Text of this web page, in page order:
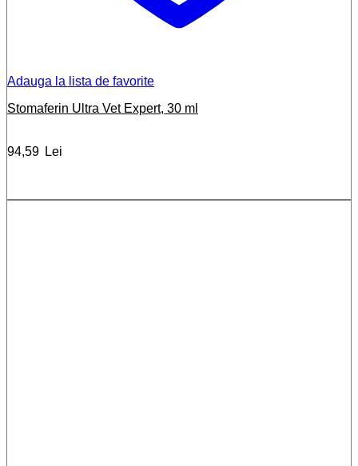
Adauga la lista de favorite
Stomaferin Ultra Vet Expert, 30 ml
94,59 Lei